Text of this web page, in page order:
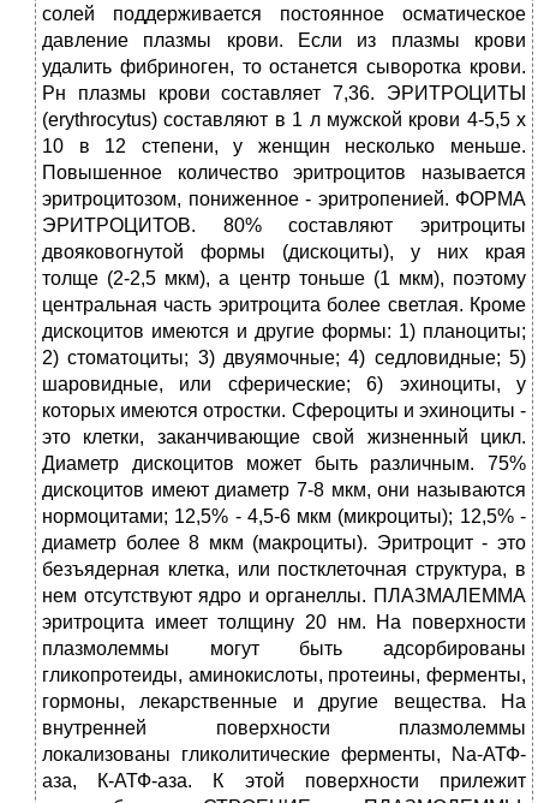
солей поддерживается постоянное осматическое
давление плазмы крови. Если из плазмы крови
удалить фибриноген, то останется сыворотка крови.
Рн плазмы крови составляет 7,36. ЭРИТРОЦИТЫ
(erythrocytus) составляют в 1 л мужской крови 4-5,5 х
10 в 12 степени, у женщин несколько меньше.
Повышенное количество эритроцитов называется
эритроцитозом, пониженное - эритропенией. ФОРМА
ЭРИТРОЦИТОВ. 80% составляют эритроциты
двояковогнутой формы (дискоциты), у них края
толще (2-2,5 мкм), а центр тоньше (1 мкм), поэтому
центральная часть эритроцита более светлая. Кроме
дискоцитов имеются и другие формы: 1) планоциты;
2) стоматоциты; 3) двуямочные; 4) седловидные; 5)
шаровидные, или сферические; 6) эхиноциты, у
которых имеются отростки. Сфероциты и эхиноциты -
это клетки, заканчивающие свой жизненный цикл.
Диаметр дискоцитов может быть различным. 75%
дискоцитов имеют диаметр 7-8 мкм, они называются
нормоцитами; 12,5% - 4,5-6 мкм (микроциты); 12,5% -
диаметр более 8 мкм (макроциты). Эритроцит - это
безъядерная клетка, или постклеточная структура, в
нем отсутствуют ядро и органеллы. ПЛАЗМАЛЕММА
эритроцита имеет толщину 20 нм. На поверхности
плазмолеммы могут быть адсорбированы
гликопротеиды, аминокислоты, протеины, ферменты,
гормоны, лекарственные и другие вещества. На
внутренней поверхности плазмолеммы
локализованы гликолитические ферменты, Na-АТФ-
аза, К-АТФ-аза. К этой поверхности прилежит